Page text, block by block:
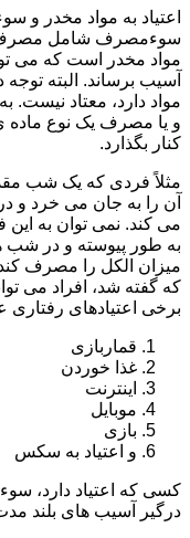
اعتیاد به مواد مخدر و
سوءمصرف شامل مصرف
مواد مخدر است که می
آسیب برساند. البته
مواد دارد، معتاد نیست.
و یا مصرف یک نوع ماده ی
کنار بگذارد.
مثلاً فردی که یک شب
آن را به جان می خرد و
می کند. نمی توان به
به طور پیوسته و در شب
میزان الکل را مصرف
که گفته شد، افراد می
برخی اعتیادهای رفتاری
قماربازی
غذا خوردن
اینترنت
موبایل
بازی
و اعتیاد به سکس
کسی که اعتیاد دارد،
درگیر آسیب های بلند